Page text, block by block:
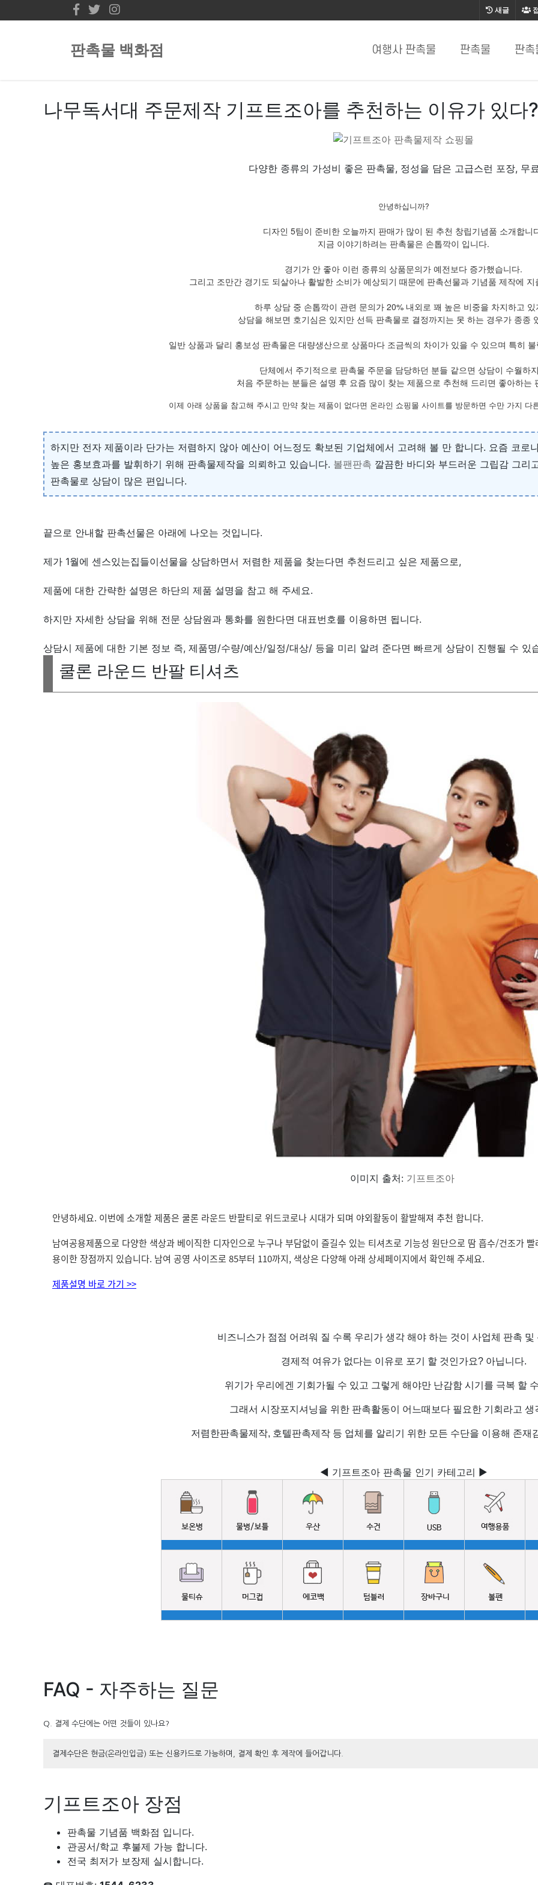
새글
판촉물 백화점 여행사 판촉물 판촉물 판촉
나무독서대 주문제작 기프트조아를 추천하는 이유가 있다?
다양한 종류의 가성비 좋은 판촉물, 정성을 담은 고급스런 포장, 무
안녕하십니까?
디자인 5팀이 준비한 오늘까지 판매가 많이 된 추천 창립기념품 소개합니
지금 이야기하려는 판촉물은 손톱깍이 입니다.
경기가 안 좋아 이런 종류의 상품문의가 예전보다 증가했습니다.
그리고 조만간 경기도 되살아나 활발한 소비가 예상되기 때문에 판촉선물과 기념품 제작에
하루 상담 중 손톱깍이 관련 문의가 20% 내외로 꽤 높은 비중을 차지하고 있
상담을 해보면 호기심은 있지만 선득 판촉물로 결정까지는 못 하는 경우가 종종
일반 상품과 달리 홍보성 판촉물은 대량생산으로 상품마다 조금씩의 차이가 있을 수 있으며 특히
단체에서 주기적으로 판촉물 주문을 담당하던 분들 같으면 상담이 수월하
처음 주문하는 분들은 설명 후 요즘 많이 찾는 제품으로 추천해 드리면 좋아하는
이제 아래 상품을 참고해 주시고 만약 찾는 제품이 없다면 온라인 쇼핑몰 사이트를 방문하면 수만 가지 다
하지만 전자 제품이라 단가는 저렴하지 않아 예산이 어느정도 확보된 기업체에서 고려해 볼 만 합니다. 요즘 코로
높은 홍보효과를 발휘하기 위해 판촉물제작을 의뢰하고 있습니다. 볼팬판촉 깔끔한 바디와 부드러운 그립감 그리
판촉물로 상담이 많은 편입니다.
끝으로 안내할 판촉선물은 아래에 나오는 것입니다.
제가 1월에 센스있는집들이선물을 상담하면서 저렴한 제품을 찾는다면 추천드리고 싶은 제품으로,
제품에 대한 간략한 설명은 하단의 제품 설명을 참고 해 주세요.
하지만 자세한 상담을 위해 전문 상담원과 통화를 원한다면 대표번호를 이용하면 됩니다.
상담시 제품에 대한 기본 정보 즉, 제품명/수량/예산/일정/대상/ 등을 미리 알려 준다면 빠르게 상담이 진행될 수 있
쿨론 라운드 반팔 티셔츠
이미지 출처: 기프트조아
안녕하세요. 이번에 소개할 제품은 쿨론 라운드 반팔티로 위드코로나 시대가 되며 야외활동이 활발해져 추천 합니다.
남여공용제품으로 다양한 색상과 베이직한 디자인으로 누구나 부담없이 즐길수 있는 티셔츠로 기능성 원단으로 땀 흡수/건조가
용이한 장점까지 있습니다. 남여 공영 사이즈로 85부터 110까지, 색상은 다양해 아래 상세페이지에서 확인해 주세요.
제품설명 바로 가기 >>
비즈니스가 점점 어려워 질 수록 우리가 생각 해야 하는 것이 사업체 판촉 및
경제적 여유가 없다는 이유로 포기 할 것인가요? 아닙니다.
위기가 우리에겐 기회가될 수 있고 그렇게 해야만 난감함 시기를 극복 할
그래서 시장포지셔닝을 위한 판촉활동이 어느때보다 필요한 기회라고 생
저렴한판촉물제작, 호텔판촉제작 등 업체를 알리기 위한 모든 수단을 이용해 존재
◀ 기프트조아 판촉물 인기 카테고리 ▶
FAQ - 자주하는 질문
Q. 결제 수단에는 어떤 것들이 있나요?
결제수단은 현금(온라인입금) 또는 신용카드로 가능하며, 결제 확인 후 제작에 들어갑니다.
기프트조아 장점
판촉물 기념품 백화점 입니다.
관공서/학교 후불제 가능 합니다.
전국 최저가 보장제 실시합니다.